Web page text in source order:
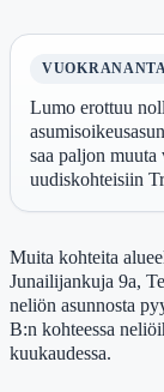
Lumo erottuu
saa paljon
uudiskohteisiin
Muita kohteita
Junailijankuja 9a,
neliön asunnosta
B:n kohteessa
kuukaudessa.